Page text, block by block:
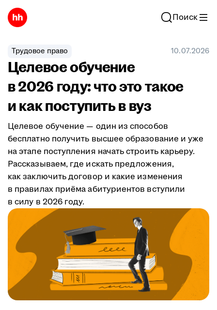
Поиск
Трудовое право 10.07.2026
Целевое обучение
в 2026 году: что это такое
и как поступить в вуз
Целевое обучение — один из способов
бесплатно получить высшее образование и уже
на этапе поступления начать строить карьеру.
Рассказываем, где искать предложения,
как заключить договор и какие изменения
в правилах приёма абитуриентов вступили
в силу в 2026 году.